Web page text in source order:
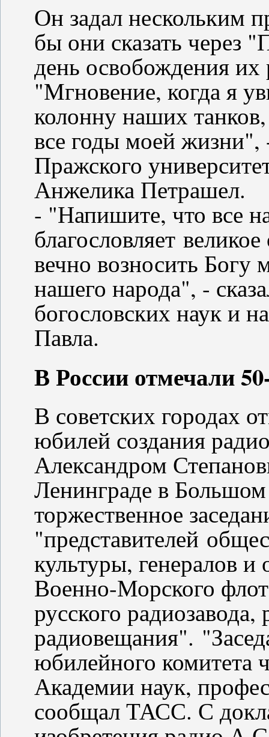
Он задал нескольким
бы они сказать через
день освобождения их
"Мгновение, когда я
колонну наших
все годы моей жизни",
Пражского
Анжелика Петрашел.
- "Напишите, что все
благословляет
вечно возносить Богу
нашего народа", -
богословских наук и
Павла.
В России отмечали
В советских городах
юбилей создания
Александром
Ленинграде в
торжественное
"представителей
культуры, генералов
Военно-Морского
русского радиозавода,
радиовещания".
юбилейного комитета
Академии наук,
сообщал ТАСС. С